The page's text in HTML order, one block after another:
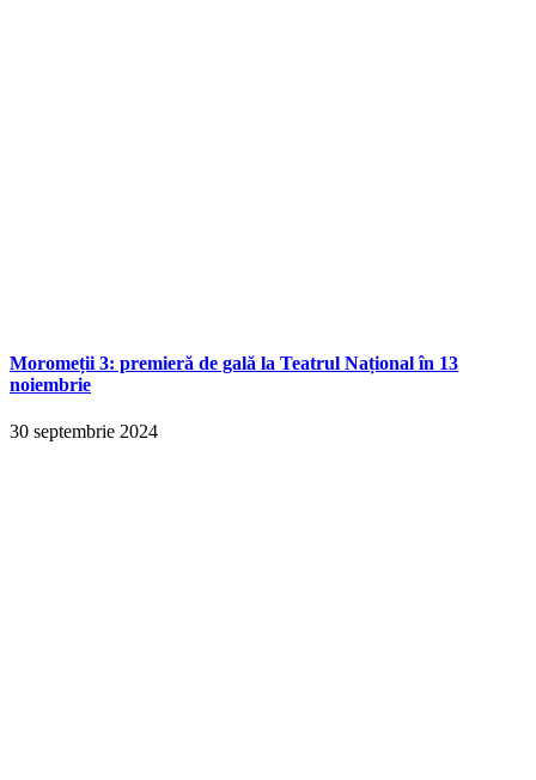
Moromeții 3: premieră de gală la Teatrul Național în 13
noiembrie
30 septembrie 2024